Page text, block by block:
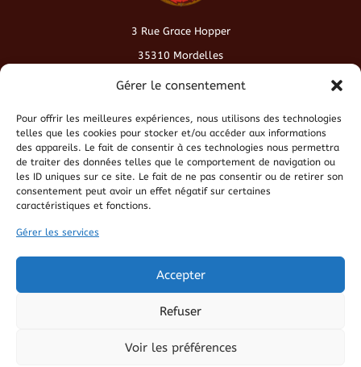
Gérer le consentement
Pour offrir les meilleures expériences, nous utilisons des technologies
telles que les cookies pour stocker et/ou accéder aux informations
des appareils. Le fait de consentir à ces technologies nous permettra
de traiter des données telles que le comportement de navigation ou
les ID uniques sur ce site. Le fait de ne pas consentir ou de retirer son
consentement peut avoir un effet négatif sur certaines
caractéristiques et fonctions.
Gérer les services
Accepter
Refuser
Voir les préférences
3 Rue Grace Hopper
35310 Mordelles
contact@cafeduvieuxmonde.fr
Conditions générales de vente
Politique de cookies
Politique de confidentialité